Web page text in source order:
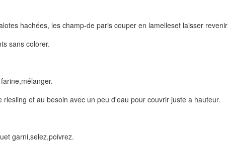
hachées, les champ-de paris couper en lamelleset laisser revenir
sans colorer.
riesling et au besoin avec un peu d'eau pour couvrir juste a hauteur.
garni,selez,poivrez.